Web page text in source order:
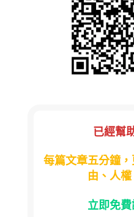
已經幫
每篇文章五分鐘
由、人
立即免